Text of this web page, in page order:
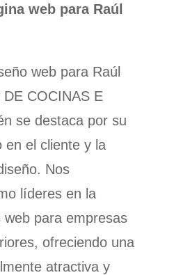
web para Raúl
web para Raúl
COCINAS E
se destaca por su
en el cliente y la
Nos
líderes en la
web para empresas
ofreciendo una
atractiva y